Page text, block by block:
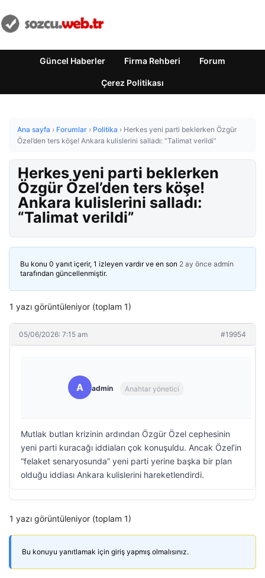
Güncel Haberler Firma Rehberi Forum
Çerez Politikası
Ana sayfa › Forumlar › Politika › Herkes yeni parti beklerken Özgür
Özel’den ters köşe! Ankara kulislerini salladı: “Talimat verildi”
Herkes yeni parti beklerken
Özgür Özel’den ters köşe!
Ankara kulislerini salladı:
“Talimat verildi”
Bu konu 0 yanıt içerir, 1 izleyen vardır ve en son 2 ay önce admin
tarafından güncellenmiştir.
1 yazı görüntüleniyor (toplam 1)
05/06/2026: 7:15 am #19954
A admin Anahtar yönetici
Mutlak butlan krizinin ardından Özgür Özel cephesinin
yeni parti kuracağı iddiaları çok konuşuldu. Ancak Özel’in
“felaket senaryosunda” yeni parti yerine başka bir plan
olduğu iddiası Ankara kulislerini hareketlendirdi.
1 yazı görüntüleniyor (toplam 1)
Bu konuyu yanıtlamak için giriş yapmış olmalısınız.